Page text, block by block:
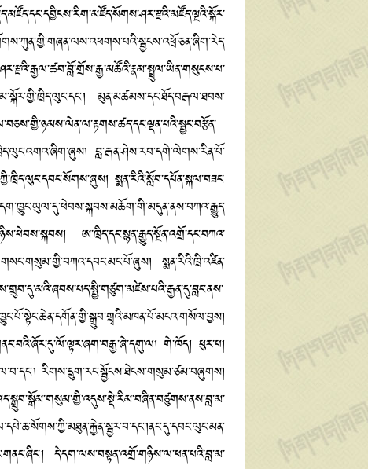
མུན་མཚམས་དང་ཐོད་བརྒལ་ཐབས་
བླ་རྒན་ཤེས་རབ་དགེ་ལེགས་རིན་པོ་
སྨན་རིའི་སློབ་དཔོན་སྐལ་བཟང་
ཨ་ཁྲིད་དང་སྙན་རྒྱུད་སྔོན་འགྲོ་དང་བཀའ་
སྨན་རིའི་ཁྲི་འཛིན་
གེ་ཁོད། ཕུར་པ།
རིགས་དྲུག་རང་སྦྱོངས་ཐེངས་གསུམ་ཙམ་བཞུགས།
དེ་དག་ལས་བསྟན་འགྲོ་གཉིས་ལ་ཕན་པའི་བླ་མ་